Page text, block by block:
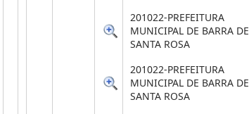
201022-PREFEITURA
MUNICIPAL DE BARRA DE
SANTA ROSA
201022-PREFEITURA
MUNICIPAL DE BARRA DE
SANTA ROSA